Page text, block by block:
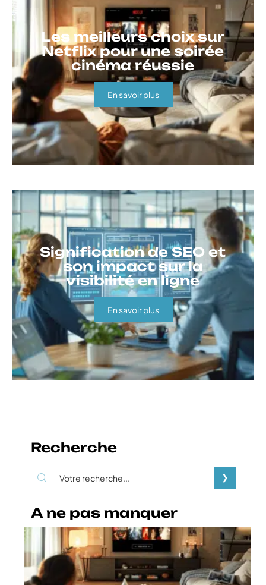
Les meilleurs choix sur
Netflix pour une soirée
cinéma réussie
En savoir plus
Signification de SEO et
son impact sur la
visibilité en ligne
En savoir plus
Recherche
A ne pas manquer